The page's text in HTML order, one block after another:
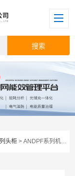
头柜 > ANDPF系列机房列头柜